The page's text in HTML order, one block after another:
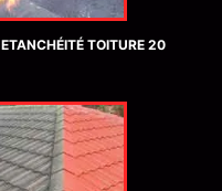
ETANCHÉITÉ TOITURE 20